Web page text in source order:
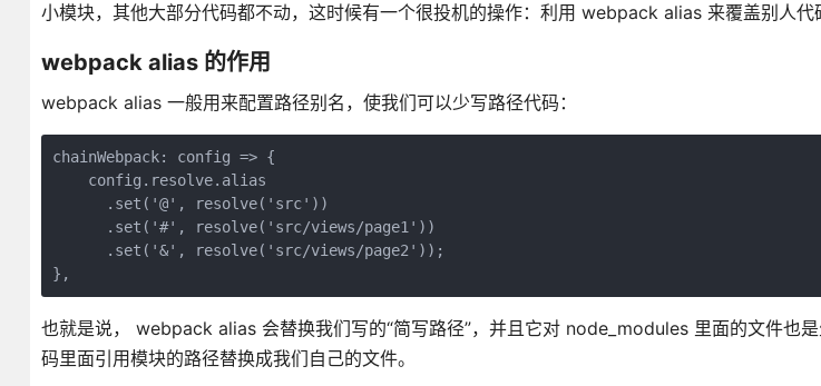
小模块，其他大部分代码都不动，这时候有一个很投机的操作：利用 webpack alias 来覆盖别人代
webpack alias 的作用
webpack alias 一般用来配置路径别名，使我们可以少写路径代码：
chainWebpack: config => {
    config.resolve.alias
      .set('@', resolve('src'))
      .set('#', resolve('src/views/page1'))
      .set('&', resolve('src/views/page2'));
也就是说， webpack alias 会替换我们写的“简写路径”，并且它对 node_modules 里面的文件也
码里面引用模块的路径替换成我们自己的文件。